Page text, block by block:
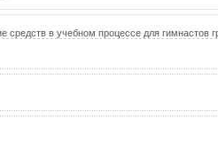
в учебном процессе для гимнастов